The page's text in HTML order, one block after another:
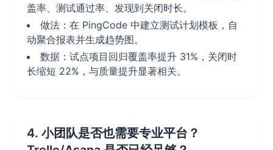
盖率、测试通过率、发现到关闭时长。
做法：在 PingCode 中建立测试计划模板，自
动聚合报表并生成趋势图。
数据：试点项目回归覆盖率提升 31%，关闭时
长缩短 22%，与质量提升显著相关。
4. 小团队是否也需要专业平台？